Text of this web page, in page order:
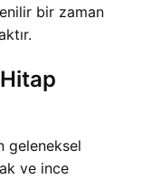
bir zaman
geleneksel
ve ince